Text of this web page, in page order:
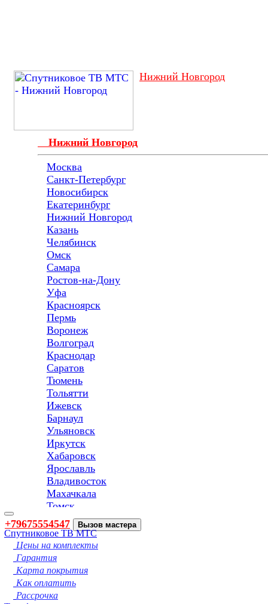
Нижний Новгород
Нижний Новгород
Москва
Санкт-Петербург
Новосибирск
Екатеринбург
Нижний Новгород
Казань
Челябинск
Омск
Самара
Ростов-на-Дону
Уфа
Красноярск
Пермь
Воронеж
Волгоград
Краснодар
Саратов
Тюмень
Тольятти
Ижевск
Барнаул
Ульяновск
Иркутск
Хабаровск
Ярославль
Владивосток
Махачкала
Томск
Оренбург
Кемерово
Новокузнецк
Рязань
Астрахань
Набережные Челны
Пенза
+79675554547 Вызов мастера
Toggle
navigation
Спутниковое ТВ МТС
Цены на комплекты
Гарантия
Карта покрытия
Как оплатить
Рассрочка